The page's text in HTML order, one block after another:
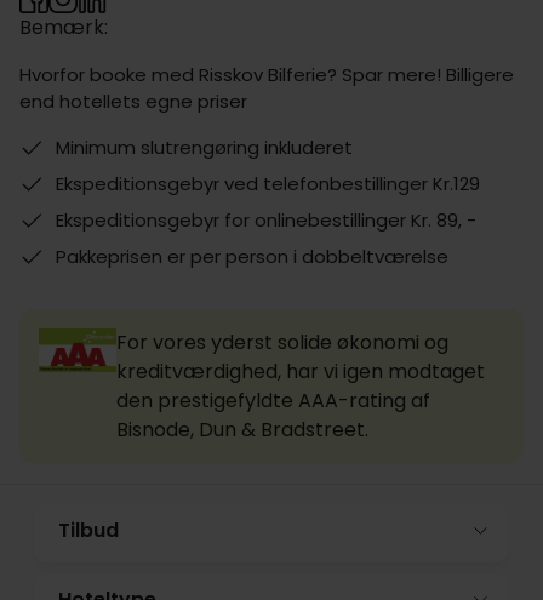
Bemærk:
Hvorfor booke med Risskov Bilferie? Spar mere! Billigere
end hotellets egne priser
Minimum slutrengøring inkluderet
Ekspeditionsgebyr ved telefonbestillinger Kr.129
Ekspeditionsgebyr for onlinebestillinger Kr. 89, -
Pakkeprisen er per person i dobbeltværelse
For vores yderst solide økonomi og
kreditværdighed, har vi igen modtaget
den prestigefyldte AAA-rating af
Bisnode, Dun & Bradstreet.
Tilbud